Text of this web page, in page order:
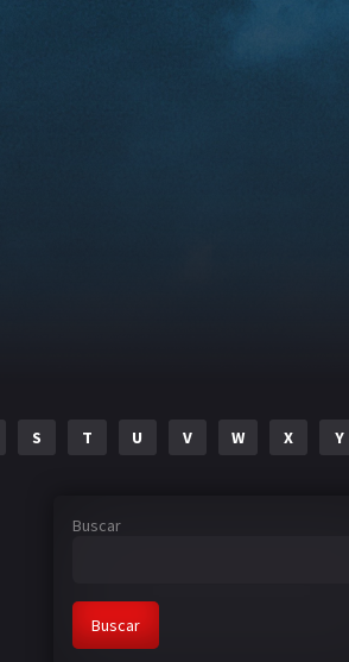
S T U V W X Y
Buscar
Buscar